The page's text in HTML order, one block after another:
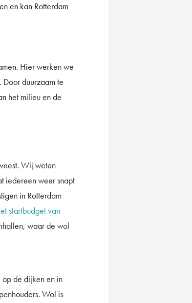
en kan Rotterdam
Hier werken we
duurzaam te
het milieu en de
Wij weten
iedereen weer snapt
in Rotterdam
startbudget van
waar de wol
de dijken en in
Wol is